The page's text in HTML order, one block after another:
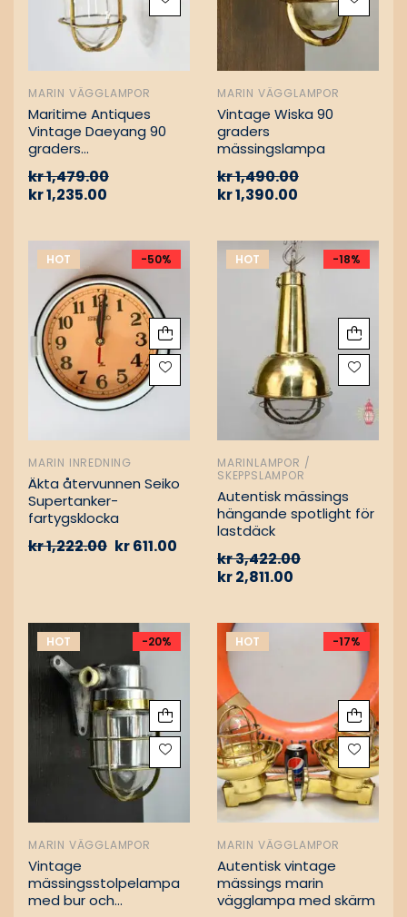
MARIN VÄGGLAMPOR
Maritime Antiques
Vintage Daeyang 90
graders
kr1,479.00
kr1,235.00
MARIN VÄGGLAMPOR
Vintage Wiska 90
graders
mässingslampa
kr1,490.00
kr1,390.00
HOT -50%
MARIN INREDNING
Äkta återvunnen Seiko
Supertanker-
fartygsklocka
kr1,222.00 kr611.00
HOT -18%
MARINLAMPOR /
SKEPPSLAMPOR
Autentisk mässings
hängande spotlight för
lastdäck
kr3,422.00
kr2,811.00
HOT -20%
MARIN VÄGGLAMPOR
Vintage
mässingsstolpelampa
med bur och
HOT -17%
MARIN VÄGGLAMPOR
Autentisk vintage
mässings marin
vägglampa med skärm